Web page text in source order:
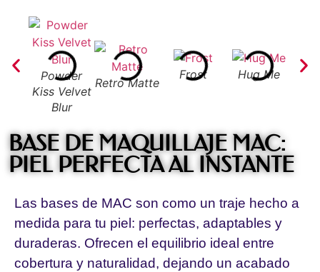
Powder
Kiss Velvet
Blur
Retro Matte
Frost Hug Me
BASE DE MAQUILLAJE MAC:
PIEL PERFECTA AL INSTANTE
Las bases de MAC son como un traje hecho a
medida para tu piel: perfectas, adaptables y
duraderas. Ofrecen el equilibrio ideal entre
cobertura y naturalidad, dejando un acabado